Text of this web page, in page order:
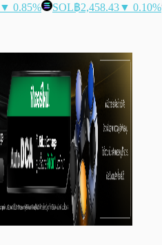
▼ 0.85% SOL฿2,458.43▼ 0.10%